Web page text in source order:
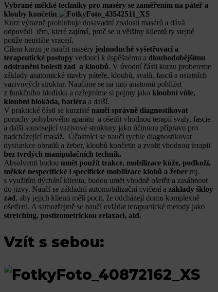
Vybrané měkké techniky pro maséry se zaměřením na páteř a
klouby končetin.
Kurz výrazně prohlubuje dosavadní znalosti masérů a dává
odpovědi těm, které zajímá, proč se u většiny klientů ty stejné
potíže neustále vracejí.
Cílem kurzu je naučit maséry jednoduché vyšetřovací a
terapeutické postupy vedoucí k úspěšnému a dlouhodobějšímu
odstranění bolestí zad a kloubů. V úvodní části kurzu probereme
základy anatomické stavby páteře, kloubů, svalů, fascií a ostatních
vazivových struktur. Naučíme se na tuto anatomii pohlížet
z funkčního hlediska a ozřejmíme si pojmy jako kloubní vůle,
kloubní blokáda, bariéra a další.
V praktické části se kurzisté naučí správně diagnostikovat
poruchy pohybového aparátu a ošetřit vhodnou terapií svaly, fascie
a další související vazivové struktury jako účinnou přípravu pro
nadcházející masáž. Účastníci se naučí rychle diagnostikovat
dysfunkce obratlů a žeber, kloubů končetin a zvolit vhodnou terapii
bez tvrdých manipulačních technik.
Absolventi budou umět použít trakce, mobilizace kůže, podkoží,
měkké nespecifické i specifické mobilizace klobů a žeber mj.
s využitím dýchání klienta, budou umět vhodně ošetřit a zasáhnout
do jizvy. Naučí se základní automobilizační cvičení a základy škloy
zad, aby jejich klienti měli pocit, že odcházejí domu komplexně
ošetřeni. A samozřejmě se naučí ovládat terapuetické metody jako
stretching, postizometrickou relaxaci, atd.
Vzít s sebou: